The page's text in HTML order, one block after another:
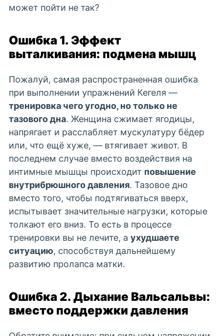
может пойти не так?
Ошибка 1. Эффект
выталкивания: подмена мышц
Пожалуй, самая распространенная ошибка
при выполнении упражнений Кегеля —
тренировка чего угодно, но только не
тазового дна. Женщина сжимает ягодицы,
напрягает и расслабляет мускулатуру бёдер
или, что ещё хуже, — втягивает живот. В
последнем случае вместо воздействия на
интимные мышцы происходит повышение
внутрибрюшного давления. Тазовое дно
вместо того, чтобы подтягиваться вверх,
испытывает значительные нагрузки, которые
толкают его вниз. То есть в процессе
тренировки вы не лечите, а ухудшаете
ситуацию, способствуя дальнейшему
развитию пролапса матки.
Ошибка 2. Дыхание Вальсальвы:
вместо поддержки давления